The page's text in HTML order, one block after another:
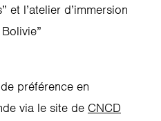
et l’atelier d’immersion
préférence en
via le site de CNCD